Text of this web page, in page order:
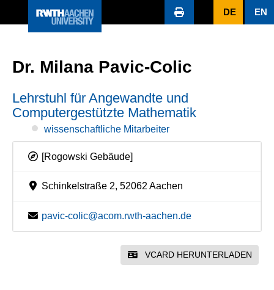
DE EN
Dr. Milana Pavic-Colic
Lehrstuhl für Angewandte und
Computergestützte Mathematik
wissenschaftliche Mitarbeiter
[Rogowski Gebäude]
Schinkelstraße 2, 52062 Aachen
pavic-colic@acom.rwth-aachen.de
VCARD HERUNTERLADEN